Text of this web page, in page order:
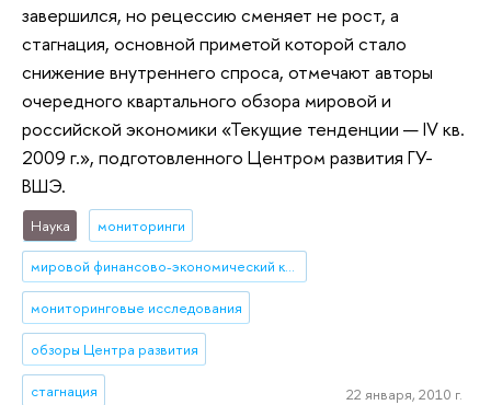
завершился, но рецессию сменяет не рост, а
стагнация, основной приметой которой стало
снижение внутреннего спроса, отмечают авторы
очередного квартального обзора мировой и
российской экономики «Текущие тенденции — IV кв.
2009 г.», подготовленного Центром развития ГУ-
ВШЭ.
Наука мониторинги
мировой финансово-экономический кризис
мониторинговые исследования
обзоры Центра развития
стагнация 22 января, 2010 г.